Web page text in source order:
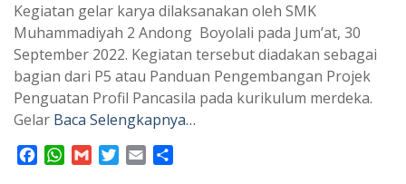
Kegiatan gelar karya dilaksanakan oleh SMK
Muhammadiyah 2 Andong Boyolali pada Jum’at, 30
September 2022. Kegiatan tersebut diadakan sebagai
bagian dari P5 atau Panduan Pengembangan Projek
Penguatan Profil Pancasila pada kurikulum merdeka.
Gelar Baca Selengkapnya…
W